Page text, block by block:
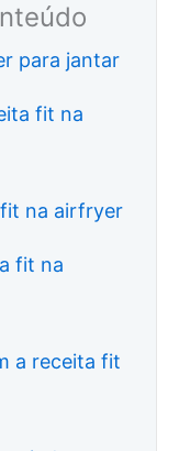
para jantar
fit na
na airfryer
fit na
a receita fit